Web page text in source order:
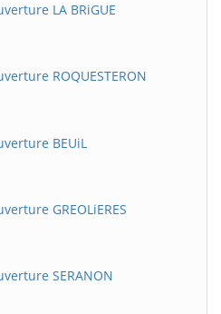
LA BRiGUE
ROQUESTERON
BEUiL
GREOLiERES
SERANON